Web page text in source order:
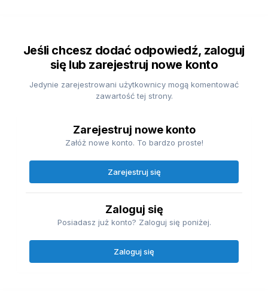
Jeśli chcesz dodać odpowiedź, zaloguj
się lub zarejestruj nowe konto
Jedynie zarejestrowani użytkownicy mogą komentować
zawartość tej strony.
Zarejestruj nowe konto
Załóż nowe konto. To bardzo proste!
Zarejestruj się
Zaloguj się
Posiadasz już konto? Zaloguj się poniżej.
Zaloguj się